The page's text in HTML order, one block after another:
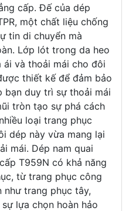
cấp. Đế của dép
một chất liệu chống
tin di chuyển mà
Lớp lót trong da heo
ái và thoải mái cho đôi
thiết kế để đảm bảo
bạn duy trì sự thoải mái
tròn tạo sự phá cách
loại trang phục
dép này vừa mang lại
mái. Dép nam quai
T959N có khả năng
từ trang phục công
như trang phục tây,
lựa chọn hoàn hảo